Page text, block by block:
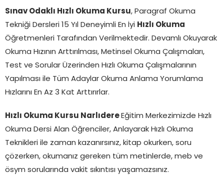
Sınav Odaklı Hızlı Okuma Kursu , Paragraf Okuma
Tekniği Dersleri 15 Yıl Deneyimli En İyi Hızlı Okuma
Öğretmenleri Tarafından Verilmektedir. Devamlı Okuyarak
Okuma Hızının Arttırılması, Metinsel Okuma Çalışmaları,
Test ve Sorular Üzerinden Hızlı Okuma Çalışmalarının
Yapılması ile Tüm Adaylar Okuma Anlama Yorumlama
Hızlarını En Az 3 Kat Arttırırlar.
Hızlı Okuma Kursu Narlıdere Eğitim Merkezimizde Hızlı
Okuma Dersi Alan Öğrenciler, Anlayarak Hızlı Okuma
Teknikleri ile zaman kazanırsınız, kitap okurken, soru
çözerken, okumanız gereken tüm metinlerde, meb ve
ösym sorularında vakit sıkıntısı yaşamazsınız.